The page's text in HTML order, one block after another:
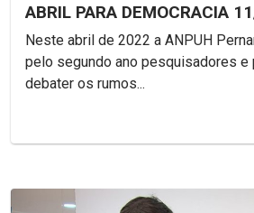
ABRIL PARA DEMOCRACIA
Neste abril de 2022 a ANPUH
pelo segundo ano pesquisadores e
debater os rumos...